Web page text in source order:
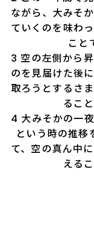
ながら、大みそ
ていくのを味わ
こと
3 空の左側から
のを見届けた後
取ろうとするさ
るこ
4 大みそかの一
という時の推移
て、空の真ん中
える